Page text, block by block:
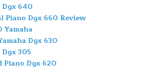
Dgx 640
Piano Dgx 660 Review
Yamaha
Dgx 630
305
Piano Dgx 620